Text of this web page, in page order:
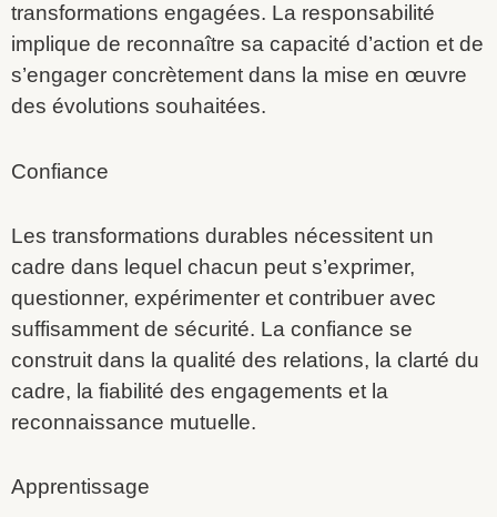
transformations engagées. La responsabilité
implique de reconnaître sa capacité d’action et de
s’engager concrètement dans la mise en œuvre
des évolutions souhaitées.
Confiance
Les transformations durables nécessitent un
cadre dans lequel chacun peut s’exprimer,
questionner, expérimenter et contribuer avec
suffisamment de sécurité. La confiance se
construit dans la qualité des relations, la clarté du
cadre, la fiabilité des engagements et la
reconnaissance mutuelle.
Apprentissage